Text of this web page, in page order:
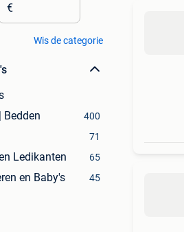
€
Wis de categorie
Bedden
400
71
Ledikanten 65
en Baby's 45